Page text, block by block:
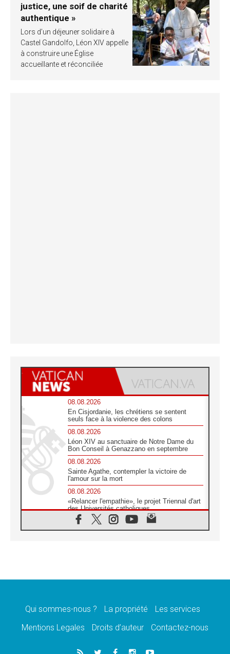
justice, une soif de charité
authentique »
Lors d’un déjeuner solidaire à
Castel Gandolfo, Léon XIV appelle
à construire une Église
accueillante et réconciliée
08.08.2026
En Cisjordanie, les chrétiens se sentent
seuls face à la violence des colons
08.08.2026
Léon XIV au sanctuaire de Notre Dame du
Bon Conseil à Genazzano en septembre
08.08.2026
Sainte Agathe, contempler la victoire de
l'amour sur la mort
08.08.2026
«Relancer l'empathie», le projet Triennal d'art
des Universités catholiques
08.08.2026
Signis 2026, donner la parole aux religieuses
07.08.2026
07.08.2026
de l'Assomption et mémoire nationale
«La paix commence par l'empathie» estime
Qui sommes-nous ? La propriété
Les services
Mentions Legales
Droits d’auteur Contactez-nous